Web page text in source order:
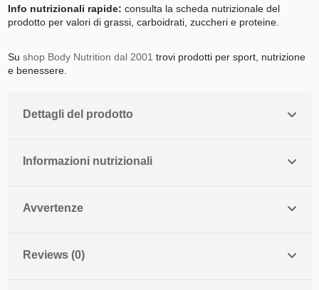
Info nutrizionali rapide: consulta la scheda nutrizionale del
prodotto per valori di grassi, carboidrati, zuccheri e proteine.
Su shop Body Nutrition dal 2001 trovi prodotti per sport, nutrizione
e benessere.
Dettagli del prodotto
Informazioni nutrizionali
Avvertenze
Reviews (0)